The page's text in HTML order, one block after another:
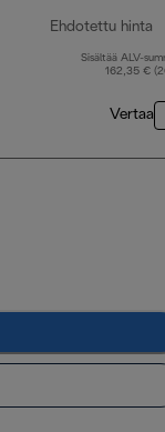
Ehdotettu hinta
Sisältää ALV-
162,35 €
Vertaa